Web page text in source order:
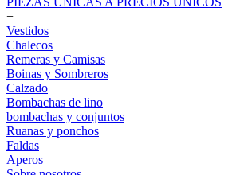
+
Vestidos
Chalecos
Remeras y Camisas
Boinas y Sombreros
Calzado
Bombachas de lino
bombachas y conjuntos
Ruanas y ponchos
Faldas
Aperos